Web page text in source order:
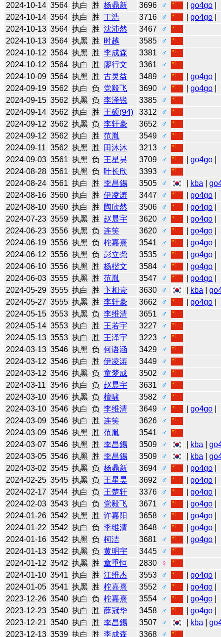
2024-10-14 3564 执白 胜 杨鼎新 3696 ♂ |go4go
2024-10-14 3564 执白 胜 丁浩 3716 ♂ |go4go
2024-10-13 3564 执白 胜 沈沛然 3467
♂
2024-10-13 3564 执黑 胜 时越 3585
♂
2024-10-12 3564 执黑 胜 李成森 3381
♂
2024-10-12 3564 执白 胜 廖行文 3361
♂
2024-10-09 3564 执黑 胜 古灵益 3489 ♂ |go4go
2024-09-19 3562 执白 负 党毅飞 3690 ♂ |go4go
2024-09-15 3562 执黑 负 李泽锐 3385
♂
2024-09-14 3562 执白 胜 王硕(94) 3312
♂
2024-09-12 3562 执黑 负 李轩豪 3652
♂
2024-09-12 3562 执白 胜 范胤 3549
♂
2024-09-11 3562 执黑 胜 田沐沐 3213
♂
2024-09-03 3561 执黑 负 王星昊 3709 ♂ |go4go
2024-08-28 3561 执黑 负 叶长欣 3393
♂
2024-08-24 3561 执白 胜 李昌錫 3505 ♂ kba |
2024-08-16 3560 执白 胜 伊凌涛 3447 ♂ |go4go
2024-08-10 3560 执白 胜 陶欣然 3506 ♂ |go4go
2024-07-23 3559 执黑 胜 赵晨宇 3620 ♂ |go4go
2024-06-23 3556 执黑 负 连笑 3620 ♂ |go4go
2024-06-19 3556 执黑 负 柁嘉熹 3541 ♂ |go4go
2024-06-12 3556 执黑 负 彭立尧 3535 ♂ |go4go
2024-06-10 3556 执黑 胜 杨楷文 3584 ♂ |go4go
2024-06-03 3555 执黑 胜 范胤 3547 ♂ |go4go
2024-05-29 3555 执白 胜 卞相壹 3630 ♂ kba |
2024-05-27 3555 执黑 胜 李轩豪 3662 ♂ |go4go
2024-05-15 3553 执黑 负 李维清 3651
♂
2024-05-14 3553 执白 胜 王若宇 3227
♂
2024-05-13 3553 执白 胜 王泽宇 3223
♂
2024-03-13 3546 执黑 负 何语涵 3429
♂
2024-03-12 3546 执白 胜 伊凌涛 3449
♂
2024-03-12 3546 执黑 负 童梦成 3502
♂
2024-03-11 3546 执白 负 赵晨宇 3631
♂
2024-03-10 3546 执黑 负 檀啸 3582
♂
2024-03-10 3546 执白 负 李维清 3649 ♂ |go4go
2024-03-09 3546 执白 胜 连笑 3626
♂
2024-03-09 3546 执黑 胜 范胤 3541
♂
2024-03-07 3546 执黑 胜 李昌錫 3509 ♂ kba |
2024-03-05 3546 执黑 胜 李昌錫 3509 ♂ kba |
2024-03-02 3545 执黑 负 杨鼎新 3694 ♂ |go4go
2024-02-25 3545 执黑 负 王星昊 3692 ♂ |go4go
2024-02-17 3544 执白 负 王楚轩 3376 ♂ |go4go
2024-02-03 3543 执白 负 党毅飞 3671 ♂ |go4go
2024-01-26 3542 执黑 胜 许嘉阳 3658 ♂ |go4go
2024-01-22 3542 执白 负 李维清 3648 ♂ |go4go
2024-01-16 3542 执黑 负 柯洁 3681 ♂ |go4go
2024-01-13 3542 执黑 负 黄明宇 3445
♂
2024-01-12 3542 执黑 胜 章重恒 2830
♀
2024-01-10 3541 执白 胜 江维杰 3553 ♂ |go4go
2024-01-05 3541 执黑 胜 柁嘉熹 3552 ♂ |go4go
2023-12-26 3540 执白 负 柁嘉熹 3554 ♂ |go4go
2023-12-23 3540 执白 胜 薛冠华 3458 ♂ |go4go
2023-12-21 3540 执白 胜 李昌錫 3507 ♂ kba |
2023-12-13 3539 执白 胜 李成森 3368 ♂